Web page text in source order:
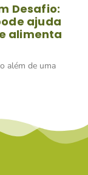
Desafio:
ajuda
alimenta
além de uma